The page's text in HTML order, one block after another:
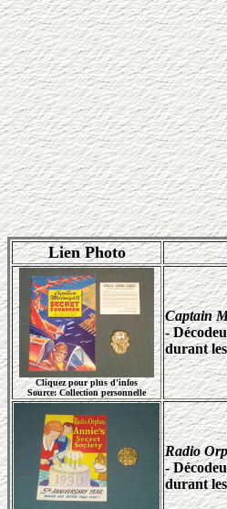
Lien Photo
Cliquez pour plus d'infos
Source: Collection personnelle
Captain
-
durant
Radio
-
durant